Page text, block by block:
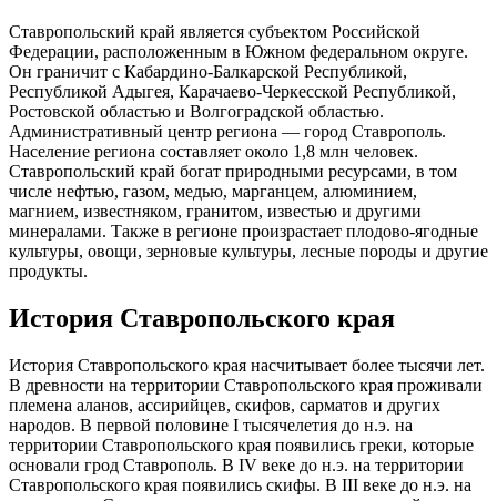
Ставропольский край является субъектом Российской
Федерации, расположенным в Южном федеральном округе.
Он граничит с Кабардино-Балкарской Республикой,
Республикой Адыгея, Карачаево-Черкесской Республикой,
Ростовской областью и Волгоградской областью.
Административный центр региона — город Ставрополь.
Население региона составляет около 1,8 млн человек.
Ставропольский край богат природными ресурсами, в том
числе нефтью, газом, медью, марганцем, алюминием,
магнием, известняком, гранитом, известью и другими
минералами. Также в регионе произрастает плодово-ягодные
культуры, овощи, зерновые культуры, лесные породы и другие
продукты.
История Ставропольского края
История Ставропольского края насчитывает более тысячи лет.
В древности на территории Ставропольского края проживали
племена аланов, ассирийцев, скифов, сарматов и других
народов. В первой половине I тысячелетия до н.э. на
территории Ставропольского края появились греки, которые
основали грод Ставрополь. В IV веке до н.э. на территории
Ставропольского края появились скифы. В III веке до н.э. на